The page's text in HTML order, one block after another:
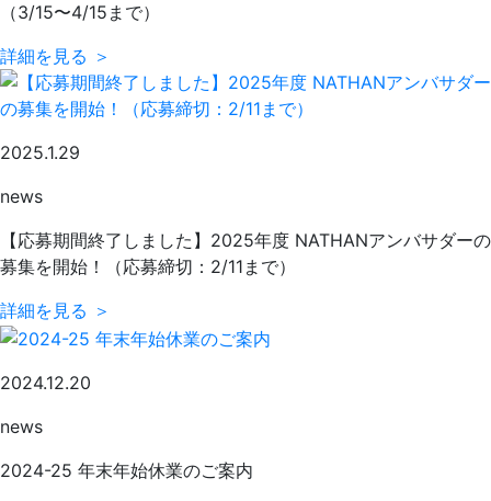
（3/15〜4/15まで）
詳細を見る ＞
2025.1.29
news
【応募期間終了しました】2025年度 NATHANアンバサダーの
募集を開始！（応募締切：2/11まで）
詳細を見る ＞
2024.12.20
news
2024-25 年末年始休業のご案内